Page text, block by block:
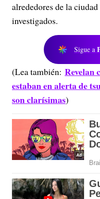
alrededores de la
investigados.
Sigue a
(Lea también: Revelan
estaban en alerta de
son clarísimas)